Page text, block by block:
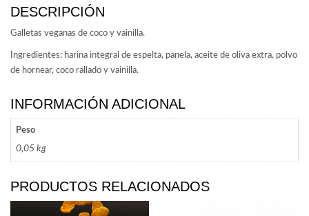
DESCRIPCIÓN
Galletas veganas de coco y vainilla.
Ingredientes: harina integral de espelta, panela, aceite de oliva extra, polvo
de hornear, coco rallado y vainilla.
INFORMACIÓN ADICIONAL
Peso
0,05 kg
PRODUCTOS RELACIONADOS